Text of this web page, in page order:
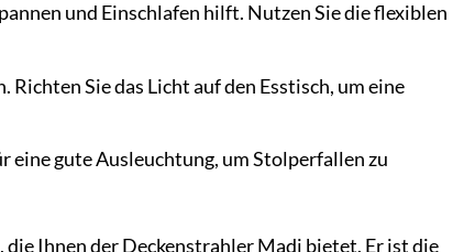
und Einschlafen hilft. Nutzen Sie die flexiblen
Sie das Licht auf den Esstisch, um eine
eine gute Ausleuchtung, um Stolperfallen zu
Ihnen der Deckenstrahler Madi bietet. Er ist die